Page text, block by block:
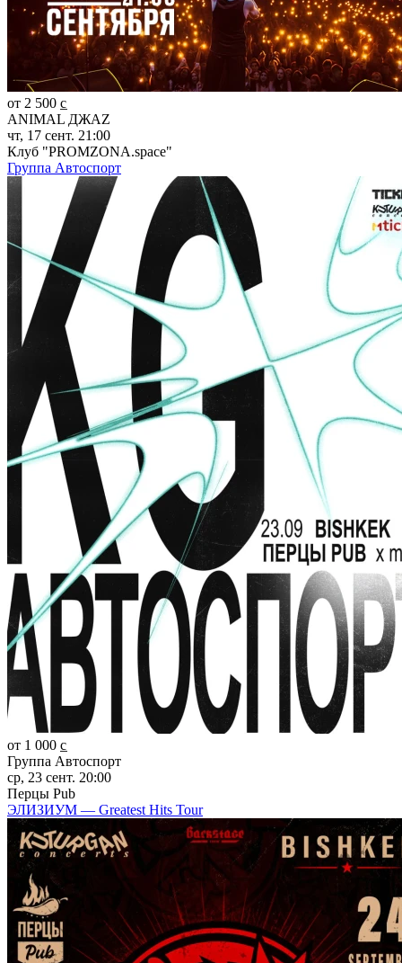
от 2 500 c̲
ANIMAL ДЖАZ
чт, 17 сент. 21:00
Клуб "PROMZONA.space"
Группа Автоспорт
от 1 000 c̲
Группа Автоспорт
ср, 23 сент. 20:00
Перцы Pub
ЭЛИЗИУМ — Greatest Hits Tour